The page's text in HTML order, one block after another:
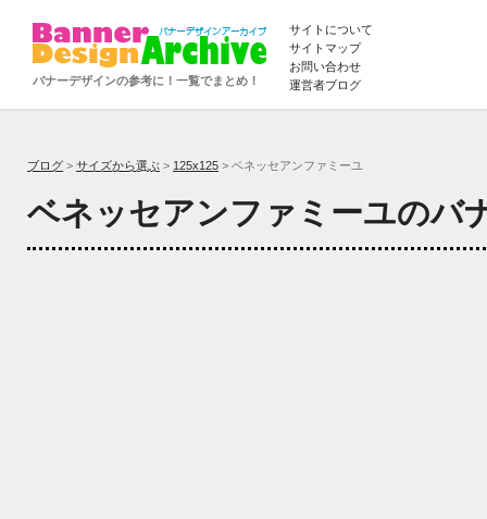
バナーデザインの参考に！一覧でまとめ！
サイトについて
サイトマップ
お問い合わせ
運営者ブログ
ブログ > サイズから選ぶ > 125x125 > ベネッセアンファミーユ
ベネッセアンファミーユのバ